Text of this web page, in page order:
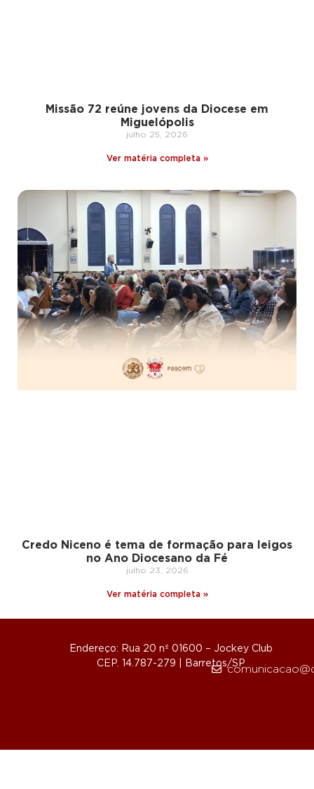
Missão 72 reúne jovens da Diocese em
Miguelópolis
julho 25, 2026
Ver matéria completa »
Credo Niceno é tema de formação para leigos
no Ano Diocesano da Fé
julho 23, 2026
Ver matéria completa »
Endereço: Rua 20 nº 01600 – Jockey Club
CEP. 14.787-279 | Barretos/SP